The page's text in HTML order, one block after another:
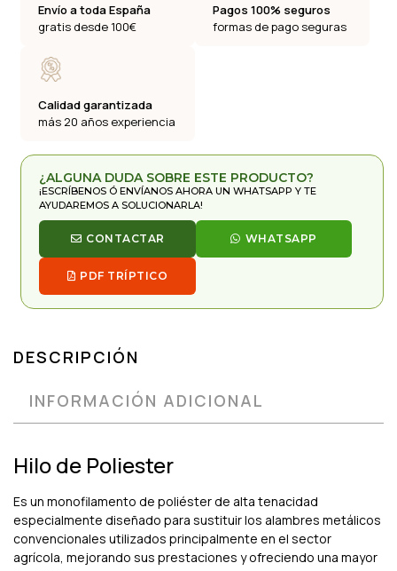
Envío a toda España
gratis desde 100€
Pagos 100% seguros
formas de pago seguras
Calidad garantizada
más 20 años experiencia
¿ALGUNA DUDA SOBRE ESTE PRODUCTO?
¡ESCRÍBENOS Ó ENVÍANOS AHORA UN WHATSAPP Y TE
AYUDAREMOS A SOLUCIONARLA!
CONTACTAR WHATSAPP
PDF TRÍPTICO
DESCRIPCIÓN
INFORMACIÓN ADICIONAL
Hilo de Poliester
Es un monofilamento de poliéster de alta tenacidad
especialmente diseñado para sustituir los alambres metálicos
convencionales utilizados principalmente en el sector
agrícola, mejorando sus prestaciones y ofreciendo una mayor